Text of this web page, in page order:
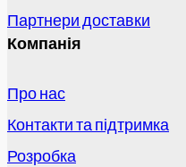
Партнери доставки
Компанія
Про нас
Контакти та підтримка
Розробка